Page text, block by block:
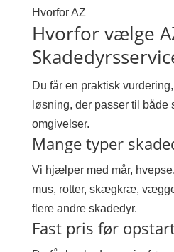
Hvorfor AZ
Hvorfor vælge
Du får en praktisk
løsning, der passer til både
omgivelser.
Mange typer
Vi hjælper med mår,
mus, rotter, skægkræ,
flere andre skadedyr.
Fast pris før